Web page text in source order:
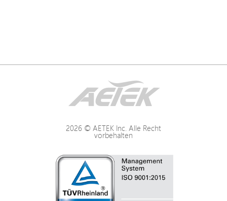
2026 © AETEK Inc. Alle Recht
vorbehalten